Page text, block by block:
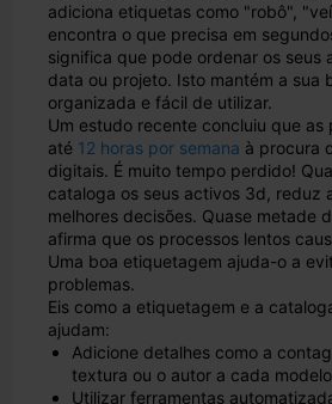
adiciona etiquetas como "robô",
encontra o que precisa em
significa que pode ordenar os seus
data ou projeto. Isto mantém a sua
organizada e fácil de utilizar.
Um estudo recente concluiu que as
até 12 horas por semana à procura
digitais. É muito tempo perdido!
cataloga os seus activos 3d, reduz
melhores decisões. Quase metade
afirma que os processos lentos
Uma boa etiquetagem ajuda-o a
problemas.
Eis como a etiquetagem e a
ajudam:
Adicione detalhes como a
textura ou o autor a cada
Utilizar ferramentas